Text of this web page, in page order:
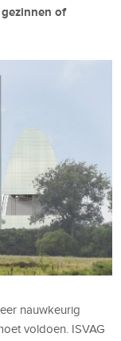
of
nauwkeurig
voldoen. ISVAG